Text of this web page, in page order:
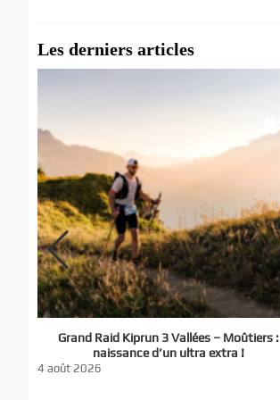
Les derniers articles
Grand Raid Kiprun 3 Vallées – Moûtiers :
naissance d’un ultra extra !
4 août 2026